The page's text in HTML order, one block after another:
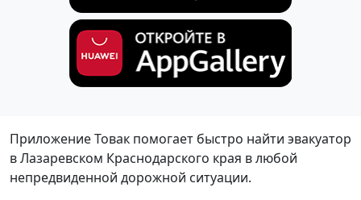
Приложение Товак помогает быстро найти эвакуатор
в Лазаревском Краснодарского края в любой
непредвиденной дорожной ситуации.